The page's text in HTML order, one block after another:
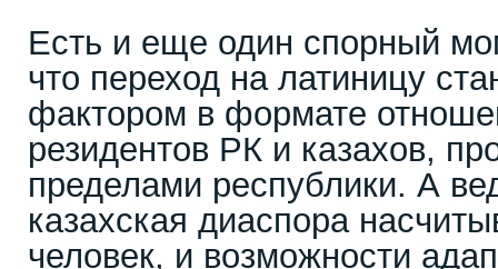
Есть и еще один спорный
что переход на латиницу
фактором в формате
резидентов РК и казахов,
пределами республики. А
казахская диаспора
человек, и возможности